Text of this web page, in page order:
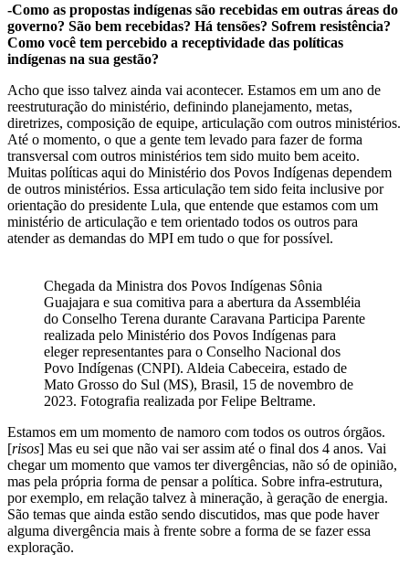
-Como as propostas indígenas são recebidas em outras áreas do
governo? São bem recebidas? Há tensões? Sofrem resistência?
Como você tem percebido a receptividade das políticas
indígenas na sua gestão?
Acho que isso talvez ainda vai acontecer. Estamos em um ano de
reestruturação do ministério, definindo planejamento, metas,
diretrizes, composição de equipe, articulação com outros ministérios.
Até o momento, o que a gente tem levado para fazer de forma
transversal com outros ministérios tem sido muito bem aceito.
Muitas políticas aqui do Ministério dos Povos Indígenas dependem
de outros ministérios. Essa articulação tem sido feita inclusive por
orientação do presidente Lula, que entende que estamos com um
ministério de articulação e tem orientado todos os outros para
atender as demandas do MPI em tudo o que for possível.
Chegada da Ministra dos Povos Indígenas Sônia
Guajajara e sua comitiva para a abertura da Assembléia
do Conselho Terena durante Caravana Participa Parente
realizada pelo Ministério dos Povos Indígenas para
eleger representantes para o Conselho Nacional dos
Povo Indígenas (CNPI). Aldeia Cabeceira, estado de
Mato Grosso do Sul (MS), Brasil, 15 de novembro de
2023. Fotografia realizada por Felipe Beltrame.
Estamos em um momento de namoro com todos os outros órgãos.
[risos] Mas eu sei que não vai ser assim até o final dos 4 anos. Vai
chegar um momento que vamos ter divergências, não só de opinião,
mas pela própria forma de pensar a política. Sobre infra-estrutura,
por exemplo, em relação talvez à mineração, à geração de energia.
São temas que ainda estão sendo discutidos, mas que pode haver
alguma divergência mais à frente sobre a forma de se fazer essa
exploração.